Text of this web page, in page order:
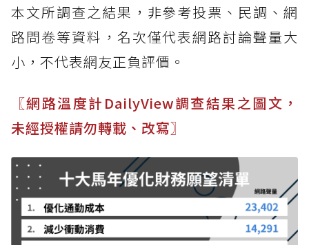
本文所調查之結果，非參考投票、民調、網
路問卷等資料，名次僅代表網路討論聲量大
小，不代表網友正負評價。
〖網路溫度計DailyView調查結果之圖文，
未經授權請勿轉載、改寫〗